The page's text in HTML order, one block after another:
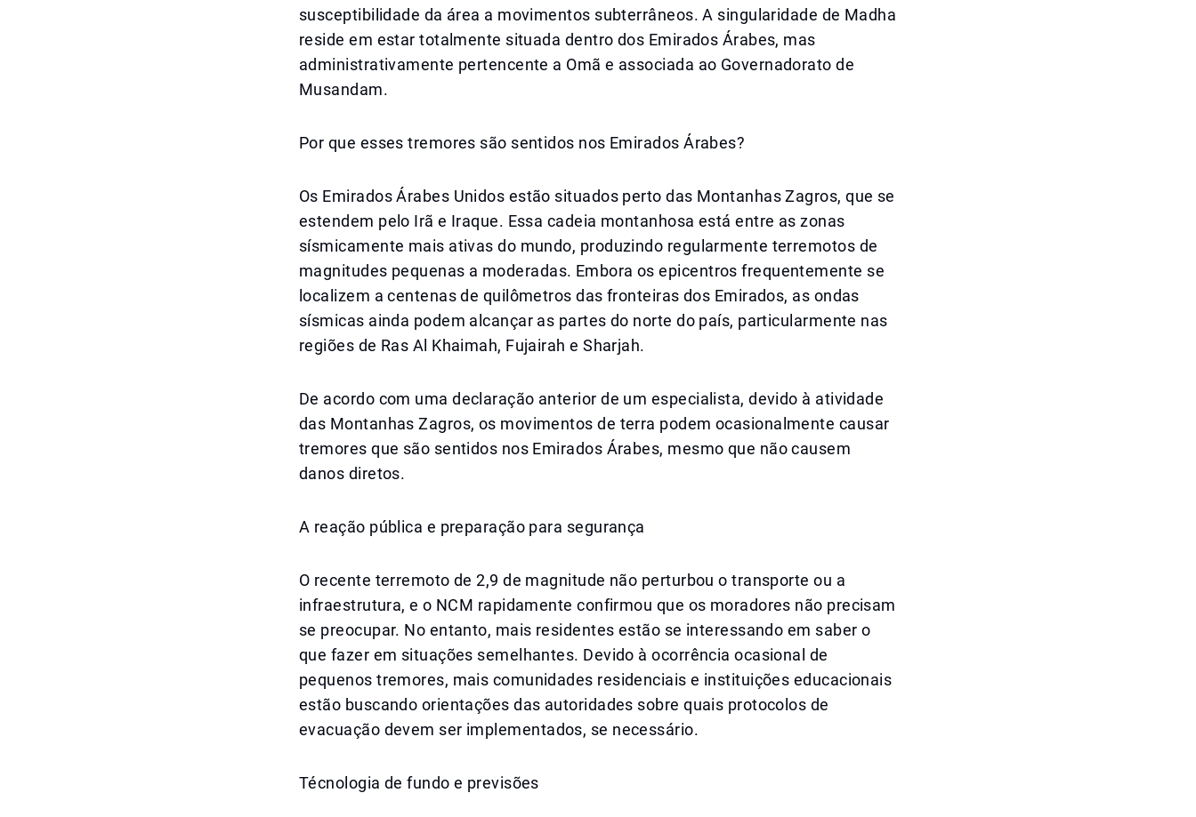
susceptibilidade da área a movimentos subterrâneos. A singularidade de Madha
reside em estar totalmente situada dentro dos Emirados Árabes, mas
administrativamente pertencente a Omã e associada ao Governadorato de
Musandam.
Por que esses tremores são sentidos nos Emirados Árabes?
Os Emirados Árabes Unidos estão situados perto das Montanhas Zagros, que se
estendem pelo Irã e Iraque. Essa cadeia montanhosa está entre as zonas
sísmicamente mais ativas do mundo, produzindo regularmente terremotos de
magnitudes pequenas a moderadas. Embora os epicentros frequentemente se
localizem a centenas de quilômetros das fronteiras dos Emirados, as ondas
sísmicas ainda podem alcançar as partes do norte do país, particularmente nas
regiões de Ras Al Khaimah, Fujairah e Sharjah.
De acordo com uma declaração anterior de um especialista, devido à atividade
das Montanhas Zagros, os movimentos de terra podem ocasionalmente causar
tremores que são sentidos nos Emirados Árabes, mesmo que não causem
danos diretos.
A reação pública e preparação para segurança
O recente terremoto de 2,9 de magnitude não perturbou o transporte ou a
infraestrutura, e o NCM rapidamente confirmou que os moradores não precisam
se preocupar. No entanto, mais residentes estão se interessando em saber o
que fazer em situações semelhantes. Devido à ocorrência ocasional de
pequenos tremores, mais comunidades residenciais e instituições educacionais
estão buscando orientações das autoridades sobre quais protocolos de
evacuação devem ser implementados, se necessário.
Técnologia de fundo e previsões